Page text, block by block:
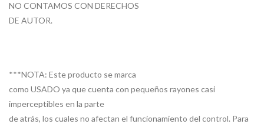
NO CONTAMOS CON DERECHOS
DE AUTOR.
***NOTA: Este producto se marca
como USADO ya que cuenta con pequeños rayones casi
imperceptibles en la parte
de atrás, los cuales no afectan el funcionamiento del control. Para